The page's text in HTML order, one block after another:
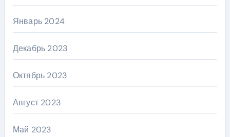
Январь 2024
Декабрь 2023
Октябрь 2023
Август 2023
Май 2023